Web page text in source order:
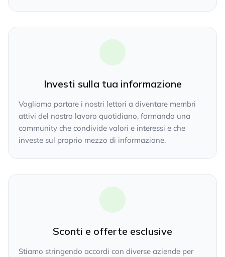
Investi sulla tua informazione
Vogliamo portare i nostri lettori a diventare membri
attivi del nostro lavoro quotidiano, formando una
community che condivide valori e interessi e che
investe sul proprio mezzo di informazione.
Sconti e offerte esclusive
Stiamo stringendo accordi con diverse aziende per